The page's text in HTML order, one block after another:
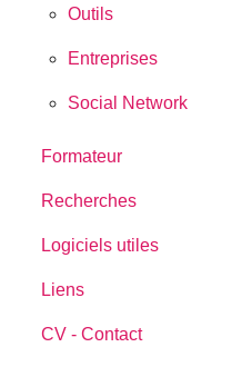
Outils
Entreprises
Social Network
Formateur
Recherches
Logiciels utiles
Liens
CV - Contact